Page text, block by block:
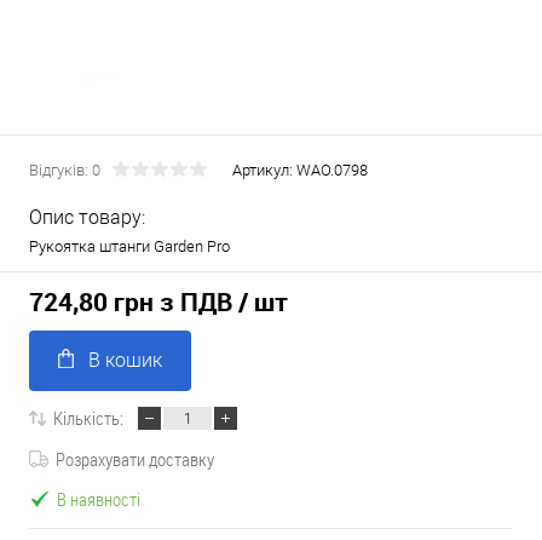
Відгуків: 0 Артикул: WAO.0798
Опис товару:
Рукоятка штанги Garden Pro
724,80 грн з ПДВ/ шт
В кошик
Кількість:
Розрахувати доставку
В наявності